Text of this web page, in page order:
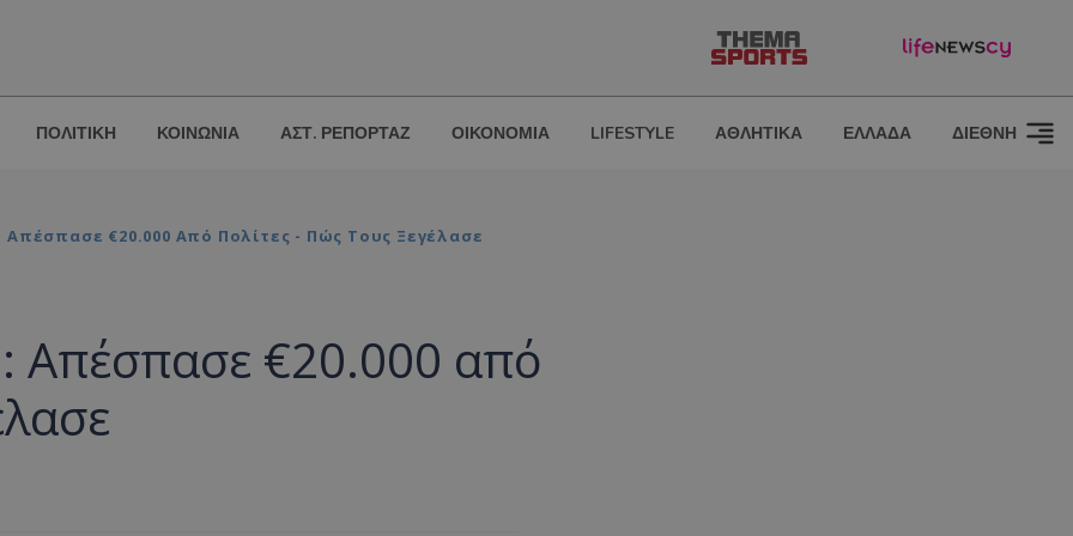
ΠΟΛΙΤΙΚΗ ΚΟΙΝΩΝΙΑ ΑΣΤ. ΡΕΠΟΡΤΑΖ ΟΙΚΟΝΟΜΙΑ LIFESTYLE ΑΘΛΗΤΙΚΑ ΕΛΛΑΔΑ ΔΙΕΘΝΗ
Απέσπασε €20.000 Από Πολίτες - Πώς Τους Ξεγέλασε
Απέσπασε €20.000 από